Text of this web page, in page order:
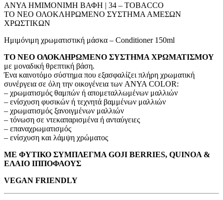
ANYA ΗΜΙΜΟΝΙΜΗ ΒΑΦΗ | 34 – TOBACCO
ΤΟ ΝΕΟ ΟΛΟΚΛΗΡΩΜΕΝΟ ΣΥΣΤΗΜΑ ΑΜΕΣΩΝ
ΧΡΩΣΤΙΚΩΝ
Ημιμόνιμη χρωματιστική μάσκα – Conditioner 150ml
ΤΟ ΝΕΟ ΟΛΟΚΛΗΡΩΜΕΝΟ ΣΥΣΤΗΜΑ ΧΡΩΜΑΤΙΣΜΟΥ
με μοναδική θρεπτική βάση.
Ένα καινοτόμο σύστημα που εξασφαλίζει πλήρη χρωματική
συνέργεια σε όλη την οικογένεια των ANYA COLOR:
– χρωματισμός θαμπών ή απομεταλλωμένων μαλλιών
– ενίσχυση φυσικών ή τεχνητά βαμμένων μαλλιών
– χρωματισμός ξανοιγμένων μαλλιών
– τόνωση σε ντεκαπαρισμένα ή ανταύγειες
– επαναχρωματισμός
– ενίσχυση και λάμψη χρώματος
ΜΕ ΦΥΤΙΚΟ ΣΥΜΠΛΕΓΜΑ GOJI BERRIES, QUINOA &
ΕΛΑΙΟ ΙΠΠΟΦΑΟΥΣ
VEGAN FRIENDLY